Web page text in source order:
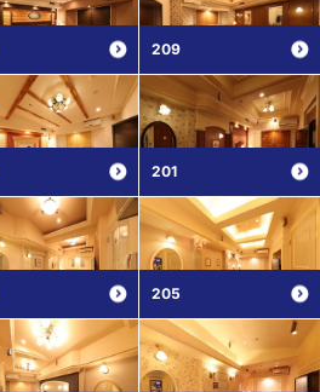
209
201
205